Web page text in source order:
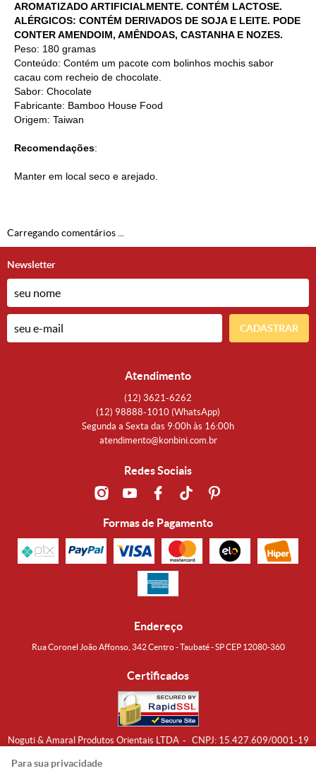
AROMATIZADO ARTIFICIALMENTE. CONTÉM LACTOSE.
ALÉRGICOS: CONTÉM DERIVADOS DE SOJA E LEITE. PODE
CONTER AMENDOIM, AMÊNDOAS, CASTANHA E NOZES.
Peso: 180 gramas
Conteúdo: Contém um pacote com bolinhos mochis sabor
cacau com recheio de chocolate.
Sabor: Chocolate
Fabricante: Bamboo House Food
Origem: Taiwan
Recomendações:
Manter em local seco e arejado.
Carregando comentários ...
Newsletter
CADASTRAR
Atendimento
(12) 3621-6262
(12) 98888-1010 (WhatsApp)
Segunda a Sexta das 9:00h às 16:00h
atendimento@konbini.com.br
Redes Sociais
Formas de Pagamento
Endereço
Rua Coronel João Affonso, 342 Centro - Taubaté - SP CEP 12080-360
Certificados
Noguti & Amaral Produtos Orientais LTDA CNPJ: 15.427.609/0001-19
Para sua privacidade